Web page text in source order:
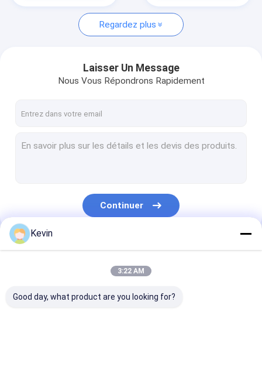
Demandez une citation
Perles magnétiques de polymère
Perles magnétiques d'agarose
Purification magnétique de protéine de perles
Kits acides nucléiques d'extraction
Kit de construction de bibliothèque d'ADN
Regardez plus
Laisser Un Message
Nous Vous Répondrons Rapidement
Continuer
Nos Catégories
Kevin
3:22 AM
Good day, what product are you looking for?